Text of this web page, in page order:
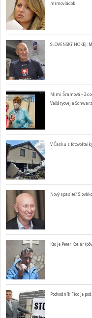
mimovládok
SLOVENSKÝ HOKEJ:
Mimi Šramová – 2x
Vašáryovej a
V Česku z
Nový spasiteľ
Kto je Peter Kotlár
Podvodník Fico je